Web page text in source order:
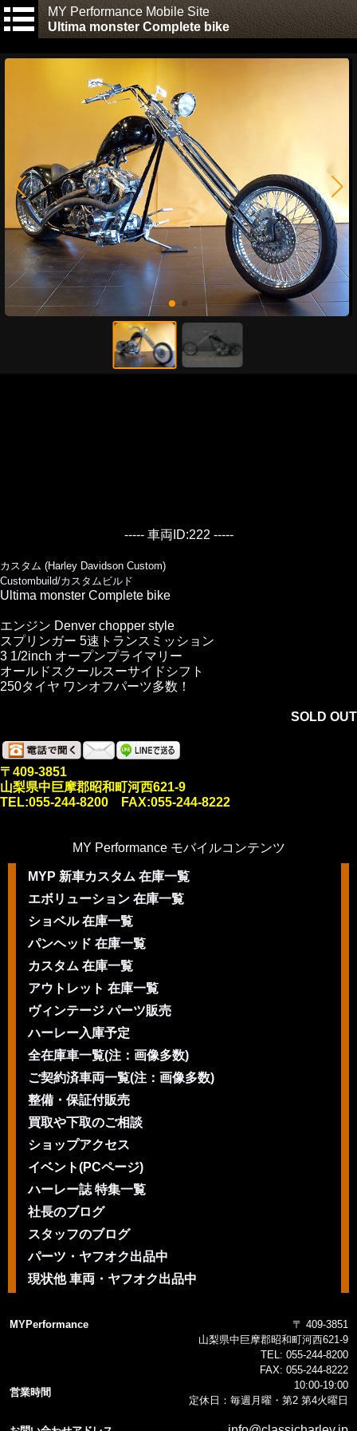
MY Performance Mobile Site
Ultima monster Complete bike
----- 車両ID:222 -----
カスタム (Harley Davidson Custom)
Custombuild/カスタムビルド
Ultima monster Complete bike
エンジン Denver chopper style
スプリンガー 5速トランスミッション
3 1/2inch オープンプライマリー
オールドスクールスーサイドシフト
250タイヤ ワンオフパーツ多数！
SOLD OUT
〒409-3851
山梨県中巨摩郡昭和町河西621-9
TEL:055-244-8200 FAX:055-244-8222
MY Performance モバイルコンテンツ
MYP 新車カスタム 在庫一覧
エボリューション 在庫一覧
ショベル 在庫一覧
パンヘッド 在庫一覧
カスタム 在庫一覧
アウトレット 在庫一覧
ヴィンテージ パーツ販売
ハーレー入庫予定
全在庫車一覧(注：画像多数)
ご契約済車両一覧(注：画像多数)
整備・保証付販売
買取や下取のご相談
ショップアクセス
イベント(PCページ)
ハーレー誌 特集一覧
社長のブログ
スタッフのブログ
パーツ・ヤフオク出品中
現状他 車両・ヤフオク出品中
MYPerformance
〒 409-3851
山梨県中巨摩郡昭和町河西621-9
TEL: 055-244-8200
FAX: 055-244-8222
営業時間
10:00-19:00
定休日：毎週月曜・第2 第4火曜日